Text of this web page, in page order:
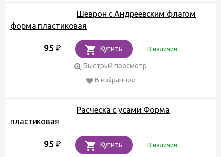
Шеврон с Андреевским флагом
форма пластиковая
95 ₽ Купить В наличии
Быстрый просмотр
В избранное
Расческа с усами Форма
пластиковая
95 ₽ Купить В наличии